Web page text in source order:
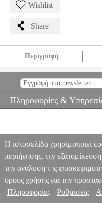
Wishlist
Share
Περιγραφή
ΕΚΠΑΙΔΕΥΤΙΚΑ JANOD
Πληροφορίες &
Η ιστοσελίδα χρησιμοποιεί
περιήγησης, την
την ανάλυση της
όρους χρήσης για την
Πληροφορίες
Ρυθμίσεις